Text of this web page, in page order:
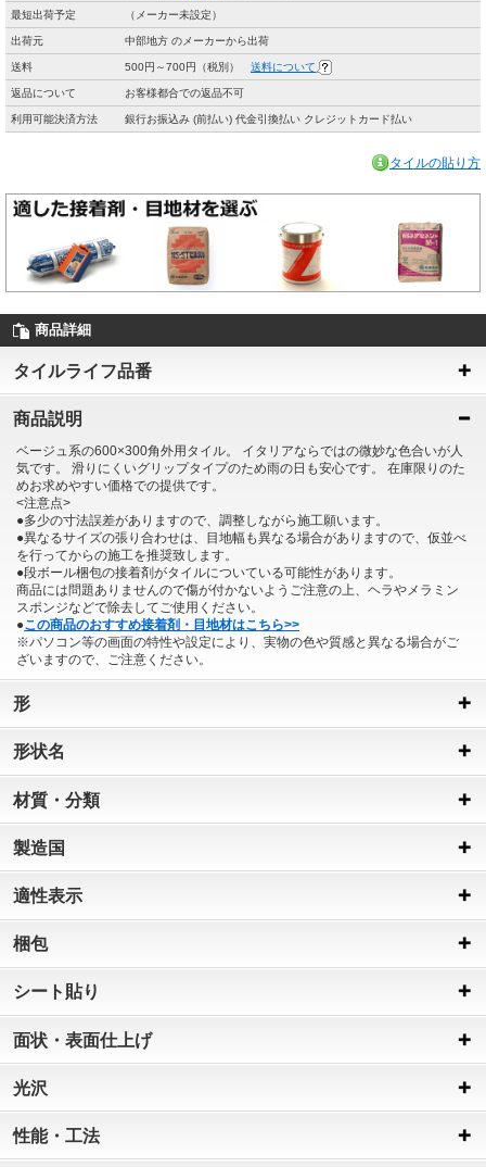
最短出荷予定 （メーカー未設定）
出荷元 中部地方 のメーカーから出荷
送料 500円～700円（税別） 送料について
返品について お客様都合での返品不可
利用可能決済方法 銀行お振込み (前払い) 代金引換払い クレジットカード払い
タイルの貼り方
商品詳細
タイルライフ品番
商品説明
ベージュ系の600×300角外用タイル。 イタリアならではの微妙な色合いが人
気です。 滑りにくいグリップタイプのため雨の日も安心です。 在庫限りのた
めお求めやすい価格での提供です。
<注意点>
●多少の寸法誤差がありますので、調整しながら施工願います。
●異なるサイズの張り合わせは、目地幅も異なる場合がありますので、仮並べ
を行ってからの施工を推奨致します。
●段ボール梱包の接着剤がタイルについている可能性があります。
商品には問題ありませんので傷が付かないようご注意の上、ヘラやメラミン
スポンジなどで除去してご使用ください。
●この商品のおすすめ接着剤・目地材はこちら>>
※パソコン等の画面の特性や設定により、実物の色や質感と異なる場合がご
ざいますので、ご注意ください。
形
形状名
材質・分類
製造国
適性表示
梱包
シート貼り
面状・表面仕上げ
光沢
性能・工法